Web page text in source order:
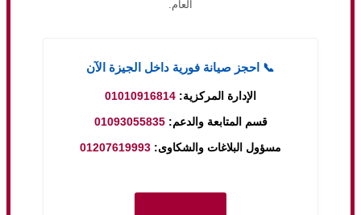
العام.
📞 احجز صيانة فورية داخل الجيزة الآن
الإدارة المركزية: 01010916814
قسم المتابعة والدعم:01093055835
مسؤول البلاغات والشكاوى: 01207619993